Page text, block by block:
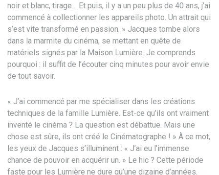
noir et blanc, tirage… Et puis, il y a un peu plus de 40 ans, j’ai
commencé à collectionner les appareils photo. Un attrait qui
s’est vite transformé en passion. » Jacques tombe alors
dans la marmite du cinéma, se mettant en quête de
matériels signés par la Maison Lumière. Je comprends
pourquoi : il suffit de l’écouter cinq minutes pour avoir envie
de tout savoir.
« J’ai commencé par me spécialiser dans les créations
techniques de la famille Lumière. Est-ce qu’ils ont vraiment
inventé le cinéma ? La question est débattue. Mais une
chose est sûre, ils ont créé le Cinématographe ! » À ce mot,
les yeux de Jacques s’illuminent : « J’ai eu l’immense
chance de pouvoir en acquérir un. » Le hic ? Cette période
faste pour les Lumière ne dure qu’une dizaine d’années.